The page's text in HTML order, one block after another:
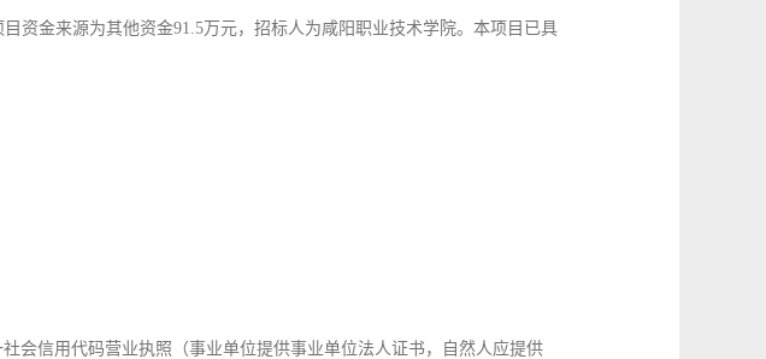
资金来源为其他资金91.5万元，招标人为咸阳职业技术学院。本项目已具
会信用代码营业执照（事业单位提供事业单位法人证书，自然人应提供